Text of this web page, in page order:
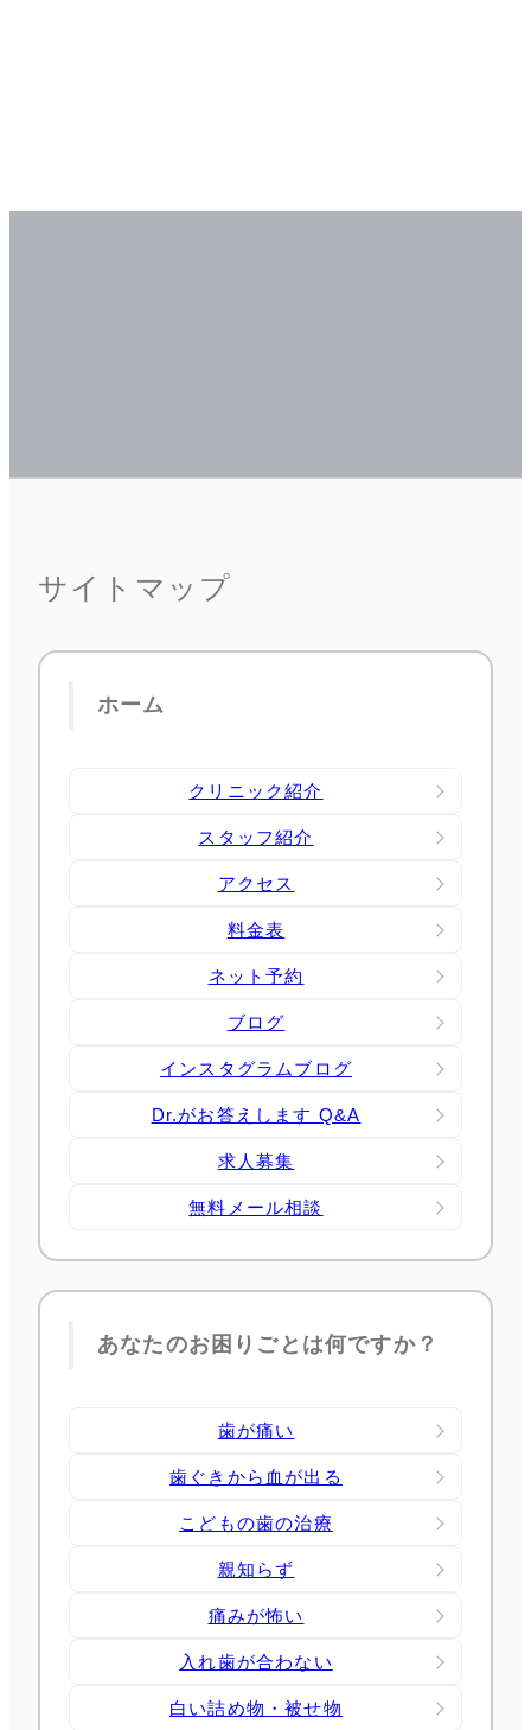
サイトマップ
ホーム
クリニック紹介
スタッフ紹介
アクセス
料金表
ネット予約
ブログ
インスタグラムブログ
Dr.がお答えします Q&A
求人募集
無料メール相談
あなたのお困りごとは何ですか？
歯が痛い
歯ぐきから血が出る
こどもの歯の治療
親知らず
痛みが怖い
入れ歯が合わない
白い詰め物・被せ物